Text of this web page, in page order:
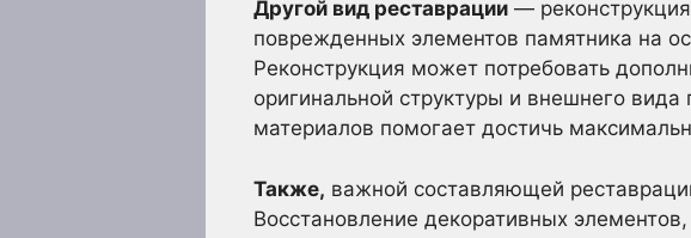
Другой вид реставрации —
поврежденных элементов памятника на
Реконструкция может потребовать
оригинальной структуры и внешнего
материалов помогает достичь
Также, важной составляющей
Восстановление декоративных